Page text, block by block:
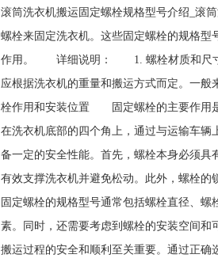
滚筒洗衣机搬运固定螺栓规格型号介绍_滚
螺栓来固定洗衣机。这些固定螺栓的规格
作用。 详细说明： 1. 螺栓材质和尺寸
应根据洗衣机的重量和搬运方式而定。一
栓作用和安装位置 固定螺栓的主要作用是
在洗衣机底部的四个角上，通过与运输
备一定的安全性能。首先，螺栓本身必须
有效支撑洗衣机并避免松动。此外，螺
固定螺栓的规格型号通常包括螺栓直径、
素。同时，还需要考虑到螺栓的安装空间
搬运过程的安全和顺利至关重要。通过正确